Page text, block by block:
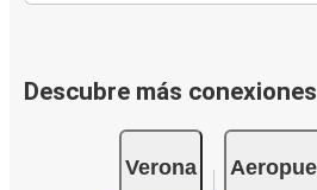
Descubre más
Verona